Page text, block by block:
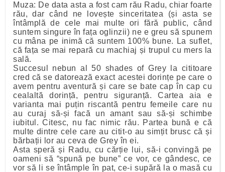
Muza: De data asta a fost cam rău Radu, chiar foarte
rău, dar când ne lovește sinceritatea (și asta se
întâmplă de cele mai multe ori fără public, când
suntem singure în fața oglinzii) ne e greu să spunem
cu mâna pe inimă că suntem 100% bune. La suflet,
că fața se mai repară cu machiaj și trupul cu mers la
sală.
Succesul nebun al 50 shades of Grey la cititoare
cred că se datorează exact acestei dorințe pe care o
avem pentru aventură și care se bate cap în cap cu
cealaltă dorință, pentru siguranță. Cartea aia e
varianta mai puțin riscantă pentru femeile care nu
au curaj să-și facă un amant sau să-și schimbe
iubitul. Citesc, nu fac nimic rău. Partea bună e că
multe dintre cele care au citit-o au simțit brusc că și
bărbații lor au ceva de Grey în ei.
Asta speră și Radu, cu cărție lui, să-i convingă pe
oameni să “spună pe bune” ce vor, ce gândesc, ce
vor să li se întâmple în pat, ce-i supără la o masă cu